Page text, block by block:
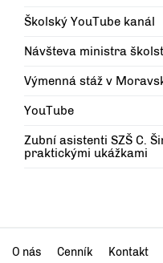
Školský YouTube kanál
Návšteva ministra
Výmenná stáž v
YouTube
Zubní asistenti SZŠ C.
praktickými ukážkami
O nás Cenník Kontakt